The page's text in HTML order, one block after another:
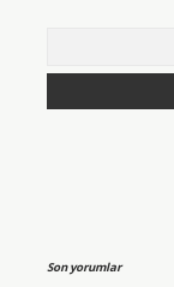
Son yorumlar